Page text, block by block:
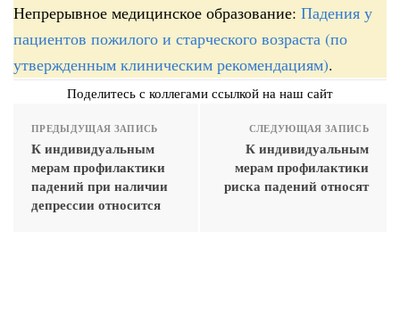
Непрерывное медицинское образование: Падения у
пациентов пожилого и старческого возраста (по
утвержденным клиническим рекомендациям).
Поделитесь с коллегами ссылкой на наш сайт
ПРЕДЫДУЩАЯ ЗАПИСЬ
К индивидуальным
мерам профилактики
падений при наличии
депрессии относится
СЛЕДУЮЩАЯ ЗАПИСЬ
К индивидуальным
мерам профилактики
риска падений относят